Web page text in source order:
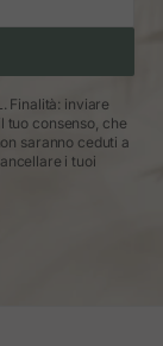
Finalità: inviare
tuo consenso, che
saranno ceduti a
i tuoi